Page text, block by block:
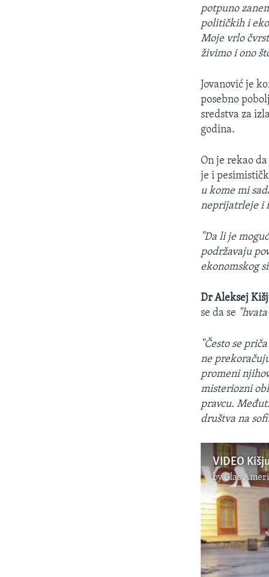
potpuno
političkih i
Moje vrlo
živimo i ono
Jovanović je
posebno
sredstva za
godina.
On je rekao
je i
u kome mi
neprijatrleje i
"Da li je
podržavaju
ekonomskog
Dr Aleksej
se da se
"Često se
ne
promeni
misteriozni
pravcu.
društva na
VIDEO
byGlas